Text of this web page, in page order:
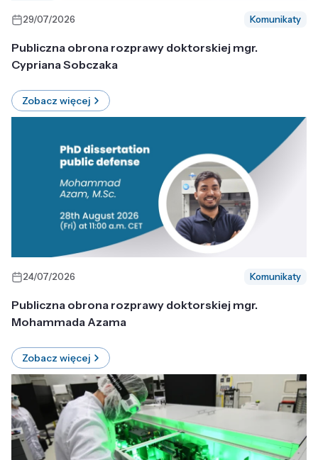
29/07/2026 Komunikaty
Publiczna obrona rozprawy doktorskiej mgr.
Cypriana Sobczaka
Zobacz więcej
24/07/2026 Komunikaty
Publiczna obrona rozprawy doktorskiej mgr.
Mohammada Azama
Zobacz więcej